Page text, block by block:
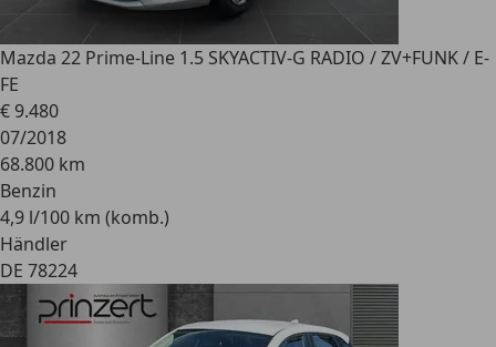
Mazda 22 Prime-Line 1.5 SKYACTIV-G RADIO / ZV+FUNK / E-
FE
€ 9.480
07/2018
68.800 km
Benzin
4,9 l/100 km (komb.)
Händler
DE 78224